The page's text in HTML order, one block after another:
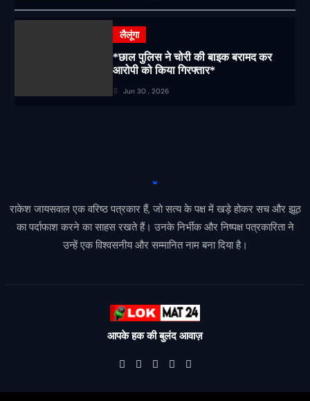
लैलूंगा
*छाल पुलिस ने चोरी की बाइक बरामद कर
आरोपी को किया गिरफ्तार*
Jun 30 , 2026
राकेश जायसवाल एक वरिष्ठ पत्रकार हैं, जो सत्य के पक्ष में खड़े होकर सच और झूठ
का पर्दाफाश करने का साहस रखते हैं। उनके निर्भीक और निष्पक्ष पत्रकारिता ने
उन्हें एक विश्वसनीय और सम्मानित नाम बना दिया है।
आपके हक की बुलंद आवाज़